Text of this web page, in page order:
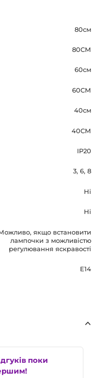
80см
80СМ
60см
60СМ
40см
40СМ
IP20
3, 6, 8
Ні
Ні
якщо встановити
лампочки з можливістю
регулювання яскравості
E14
поки